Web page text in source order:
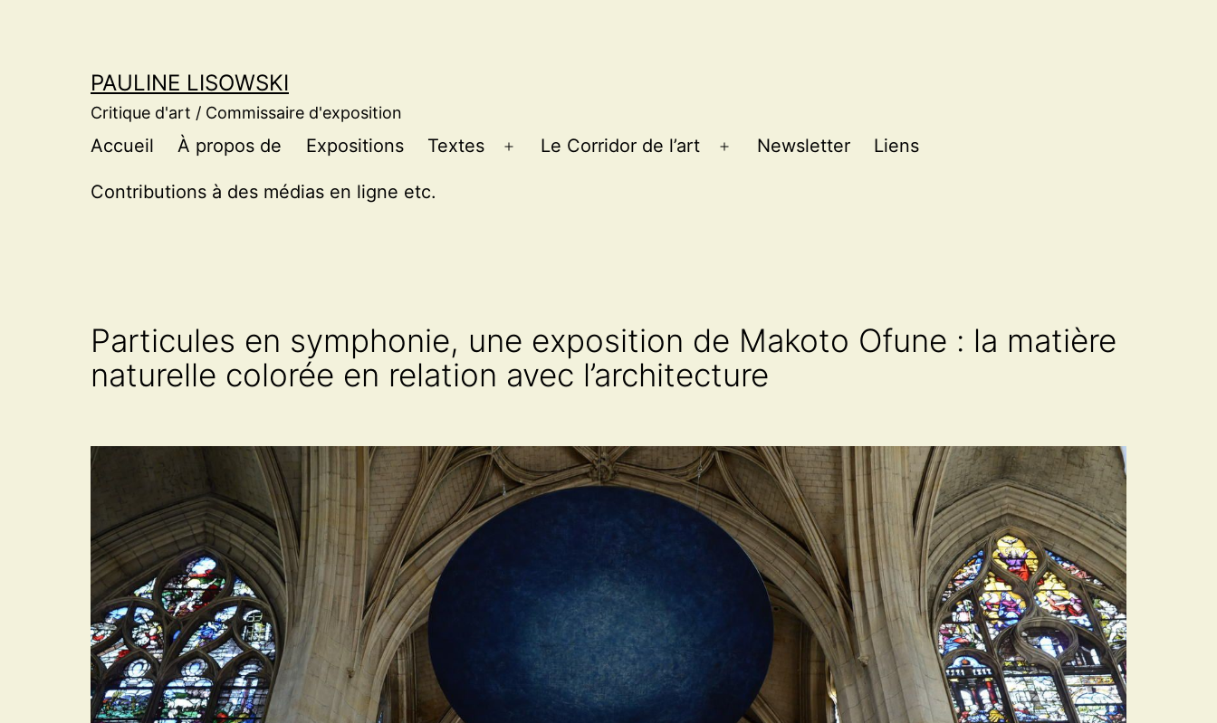
PAULINE LISOWSKI
Critique d'art / Commissaire d'exposition
Accueil À propos de Expositions Textes
Ouvrir
Le Corridor de l’art
Ouvrir
Newsletter Liens
Contributions à des médias en ligne etc.
Particules en symphonie, une exposition de Makoto Ofune : la matière
naturelle colorée en relation avec l’architecture